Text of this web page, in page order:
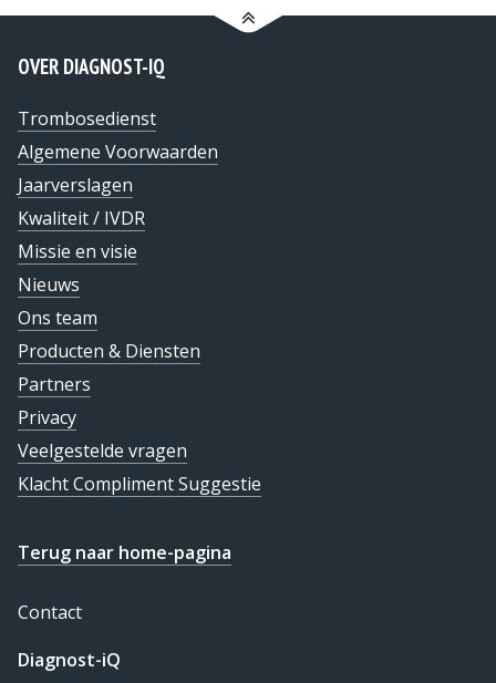
OVER DIAGNOST-IQ
Trombosedienst
Algemene Voorwaarden
Jaarverslagen
Kwaliteit / IVDR
Missie en visie
Nieuws
Ons team
Producten & Diensten
Partners
Privacy
Veelgestelde vragen
Klacht Compliment Suggestie
Terug naar home-pagina
Contact
Diagnost-iQ